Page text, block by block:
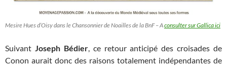
Mesire Hues d’Oisy dans le Chansonnier de Noailles de la BnF – Aconsulter sur Gallica ici
Suivant Joseph Bédier, ce retour anticipé des croisades de
Conon aurait donc des raisons totalement indépendantes de